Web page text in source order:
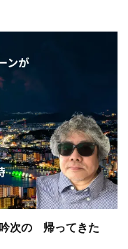
吟次の 帰ってきた